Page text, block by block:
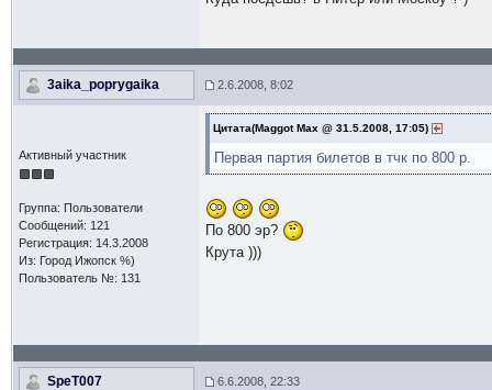
3aika_poprygaika 2.6.2008, 8:02
Активный участник
Группа: Пользователи
Сообщений: 121
Регистрация: 14.3.2008
Из: Город Ижопск %)
Пользователь №: 131
Цитата(Maggot Max @ 31.5.2008, 17:05)
Первая партия билетов в тчк по 800 р.
По 800 эр?
Крута )))
SpeT007 6.6.2008, 22:33